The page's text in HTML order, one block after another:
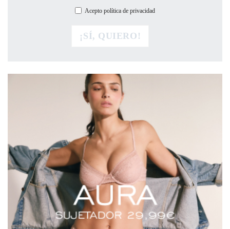
Acepto política de privacidad